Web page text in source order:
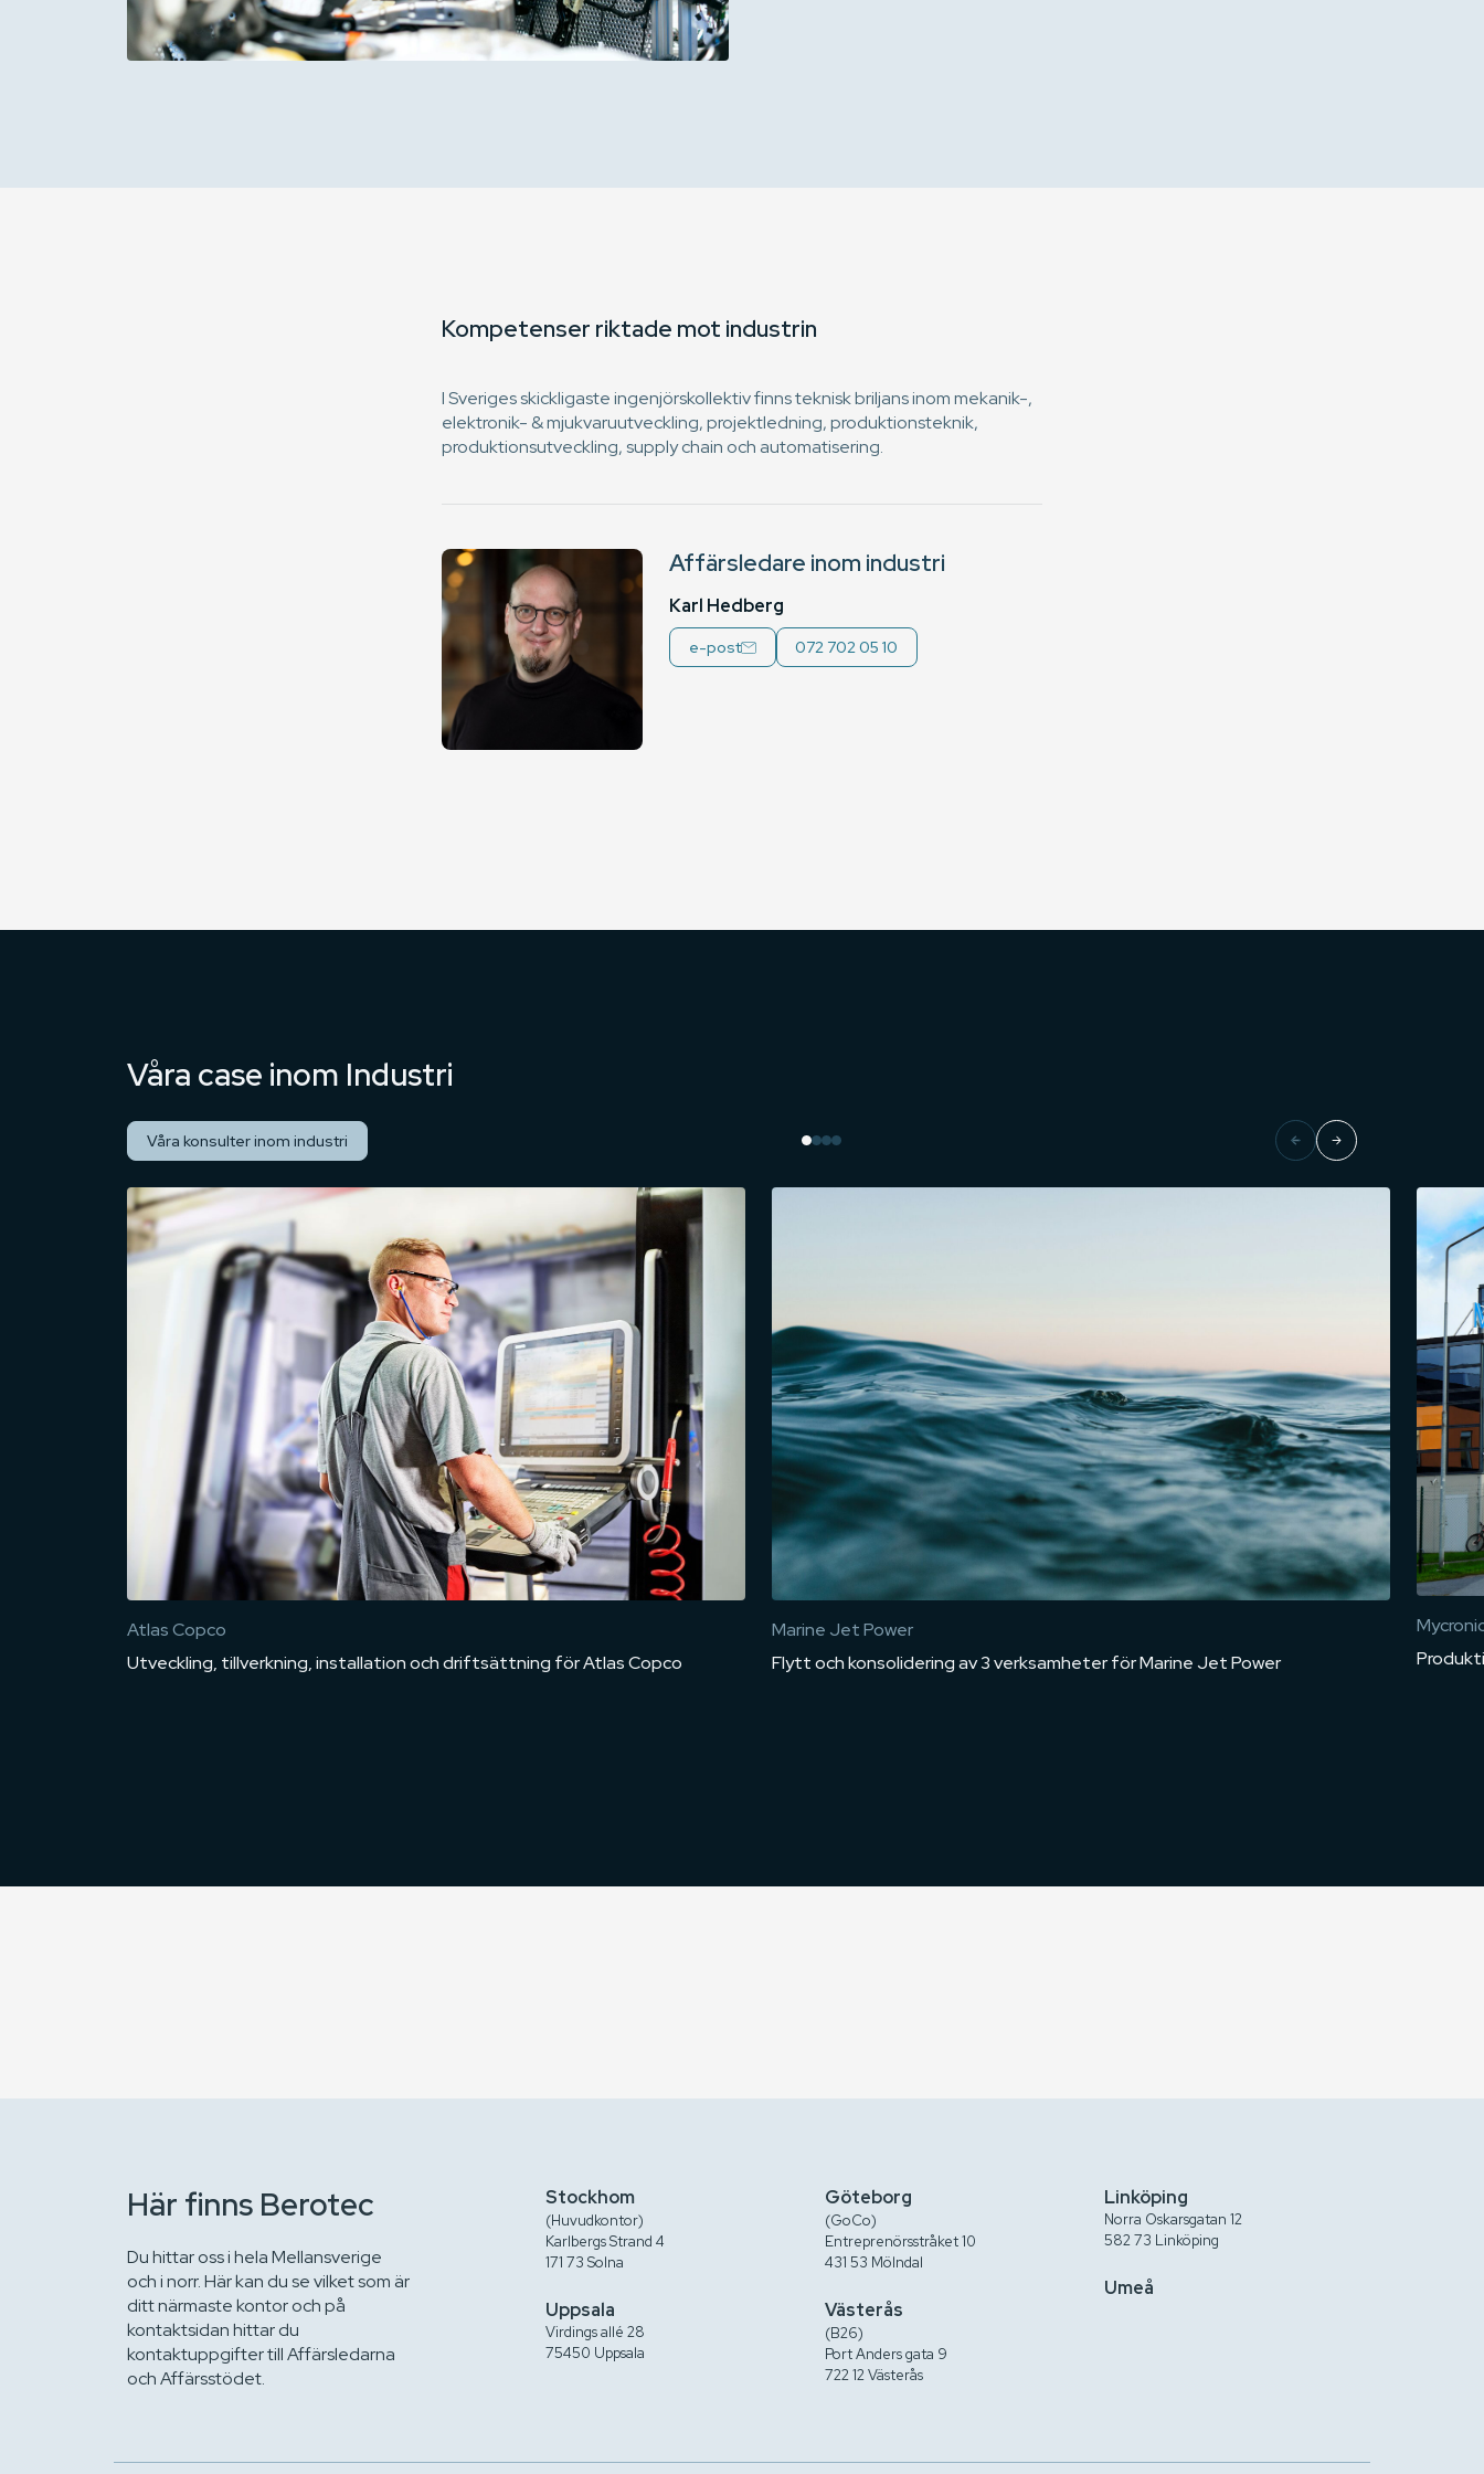
Kompetenser riktade mot industrin
I Sveriges skickligaste ingenjörskollektiv finns teknisk briljans inom mekanik-,
elektronik- & mjukvaruutveckling, projektledning, produktionsteknik,
produktionsutveckling, supply chain och automatisering.
Affärsledare inom industri
Karl Hedberg
e-post 072 702 05 10
Våra case inom Industri
Våra konsulter inom industri
Atlas Copco
Utveckling, tillverkning, installation och driftsättning för Atlas Copco
Marine Jet Power
Flytt och konsolidering av 3 verksamheter för Marine Jet Power
Här finns Berotec
Du hittar oss i hela Mellansverige
och i norr. Här kan du se vilket som är
ditt närmaste kontor och på
kontaktsidan hittar du
kontaktuppgifter till Affärsledarna
och Affärsstödet.
Stockhom
(Huvudkontor)
Karlbergs Strand 4
171 73 Solna
Uppsala
Virdings allé 28
75450 Uppsala
Göteborg
(GoCo)
Entreprenörsstråket 10
431 53 Mölndal
Västerås
(B26)
Port Anders gata 9
722 12 Västerås
Linköping
Norra Oskarsgatan 12
582 73 Linköping
Umeå